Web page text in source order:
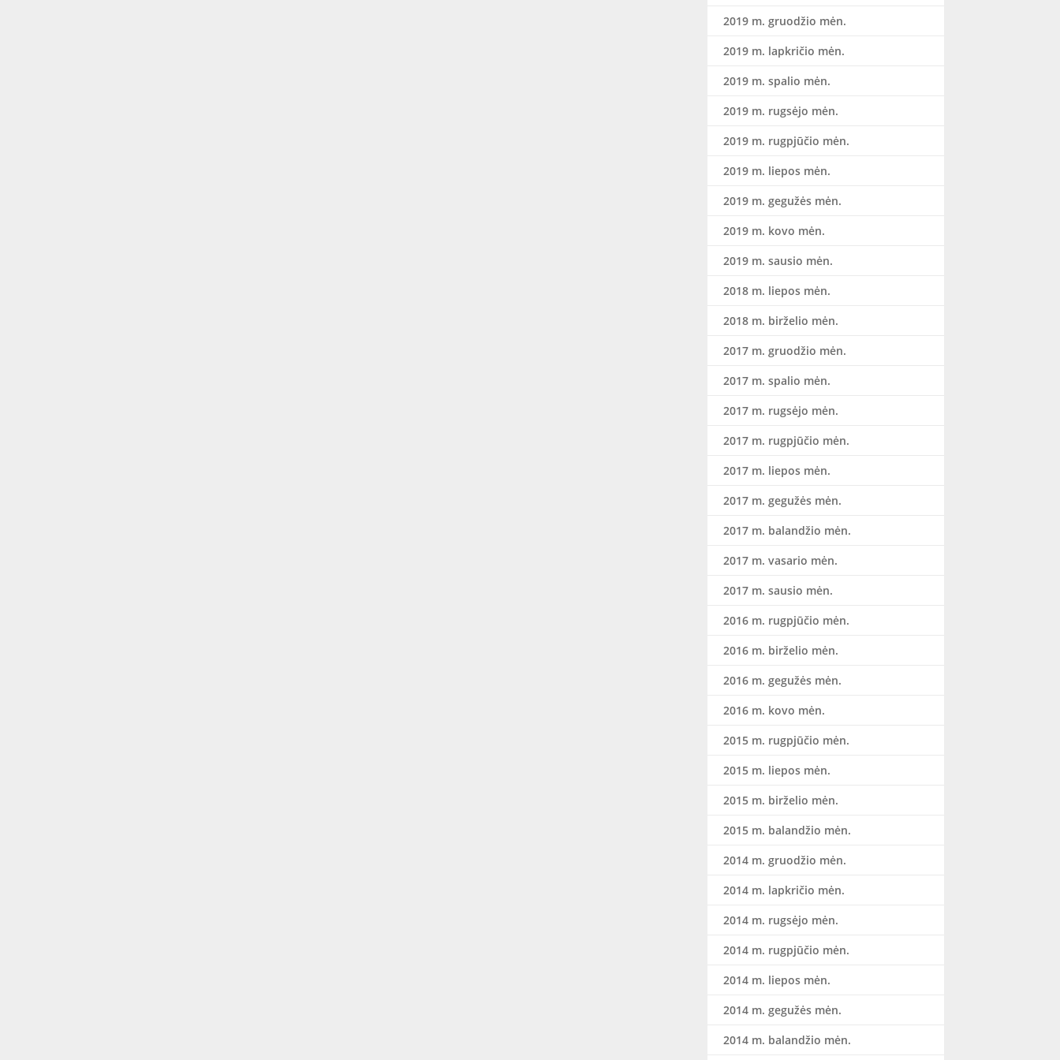
2019 m. gruodžio mėn.
2019 m. lapkričio mėn.
2019 m. spalio mėn.
2019 m. rugsėjo mėn.
2019 m. rugpjūčio mėn.
2019 m. liepos mėn.
2019 m. gegužės mėn.
2019 m. kovo mėn.
2019 m. sausio mėn.
2018 m. liepos mėn.
2018 m. birželio mėn.
2017 m. gruodžio mėn.
2017 m. spalio mėn.
2017 m. rugsėjo mėn.
2017 m. rugpjūčio mėn.
2017 m. liepos mėn.
2017 m. gegužės mėn.
2017 m. balandžio mėn.
2017 m. vasario mėn.
2017 m. sausio mėn.
2016 m. rugpjūčio mėn.
2016 m. birželio mėn.
2016 m. gegužės mėn.
2016 m. kovo mėn.
2015 m. rugpjūčio mėn.
2015 m. liepos mėn.
2015 m. birželio mėn.
2015 m. balandžio mėn.
2014 m. gruodžio mėn.
2014 m. lapkričio mėn.
2014 m. rugsėjo mėn.
2014 m. rugpjūčio mėn.
2014 m. liepos mėn.
2014 m. gegužės mėn.
2014 m. balandžio mėn.